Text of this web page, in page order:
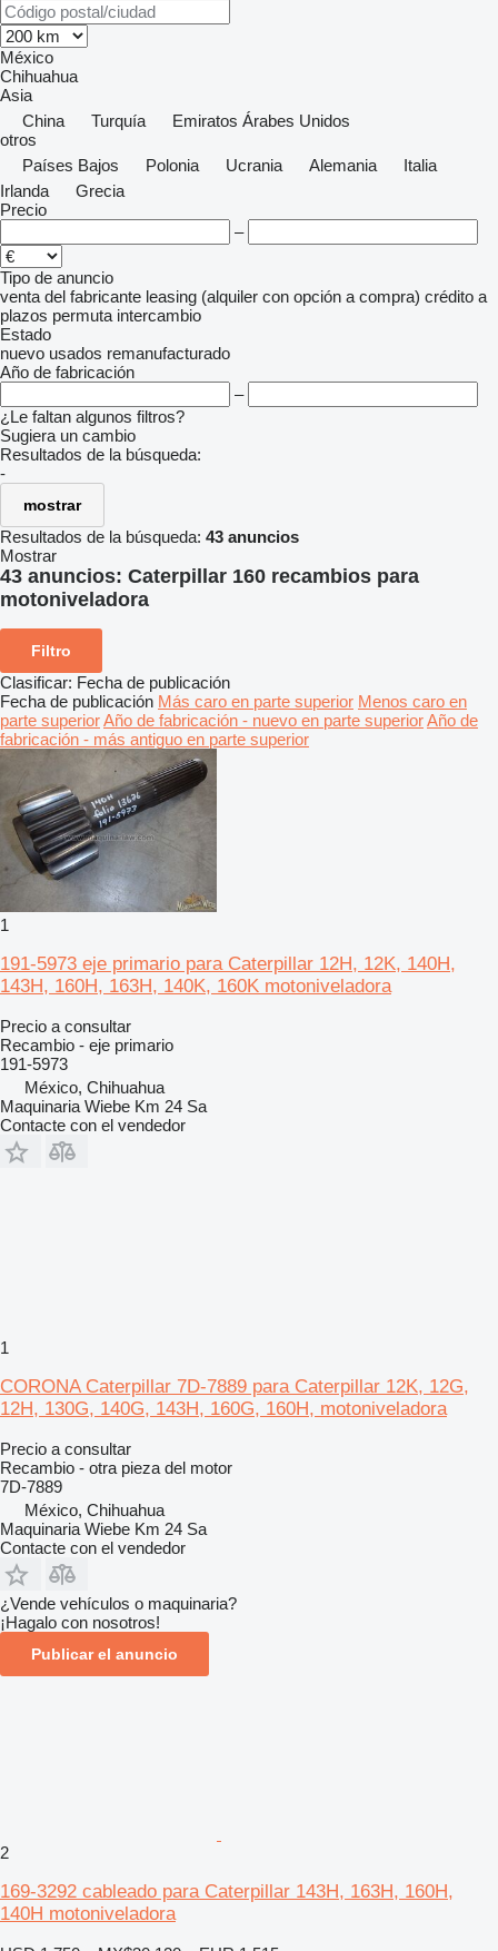
México
Chihuahua
Asia
China
Turquía
Emiratos Árabes Unidos
otros
Países Bajos
Polonia Ucrania Alemania
Italia
Irlanda
Grecia
Precio
–
Tipo de anuncio
venta del fabricante leasing (alquiler con opción a compra) crédito a
plazos permuta intercambio
Estado
nuevo usados remanufacturado
Año de fabricación
–
¿Le faltan algunos filtros?
Sugiera un cambio
Resultados de la búsqueda:
-
mostrar
Resultados de la búsqueda: 43 anuncios
Mostrar
43 anuncios: Caterpillar 160 recambios para
motoniveladora
Filtro
Clasificar: Fecha de publicación
Fecha de publicación Más caro en parte superior Menos caro en
parte superiorAño de fabricación - nuevo en parte superiorAño de
fabricación - más antiguo en parte superior
1
191-5973 eje primario para Caterpillar 12H, 12K, 140H,
143H, 160H, 163H, 140K, 160K motoniveladora
Precio a consultar
Recambio - eje primario
191-5973
México, Chihuahua
Maquinaria Wiebe Km 24 Sa
Contacte con el vendedor
1
CORONA Caterpillar 7D-7889 para Caterpillar 12K, 12G,
12H, 130G, 140G, 143H, 160G, 160H, motoniveladora
Precio a consultar
Recambio - otra pieza del motor
7D-7889
México, Chihuahua
Maquinaria Wiebe Km 24 Sa
Contacte con el vendedor
¿Vende vehículos o maquinaria?
¡Hagalo con nosotros!
Publicar el anuncio
2
169-3292 cableado para Caterpillar 143H, 163H, 160H,
140H motoniveladora